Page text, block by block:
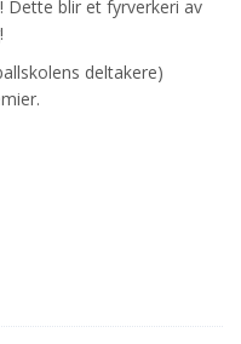
Dette blir et fyrverkeri av
deltakere)